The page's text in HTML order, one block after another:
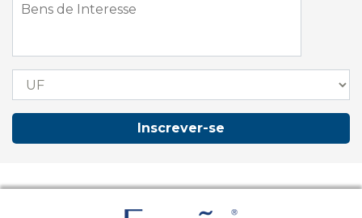
Inscrever-se